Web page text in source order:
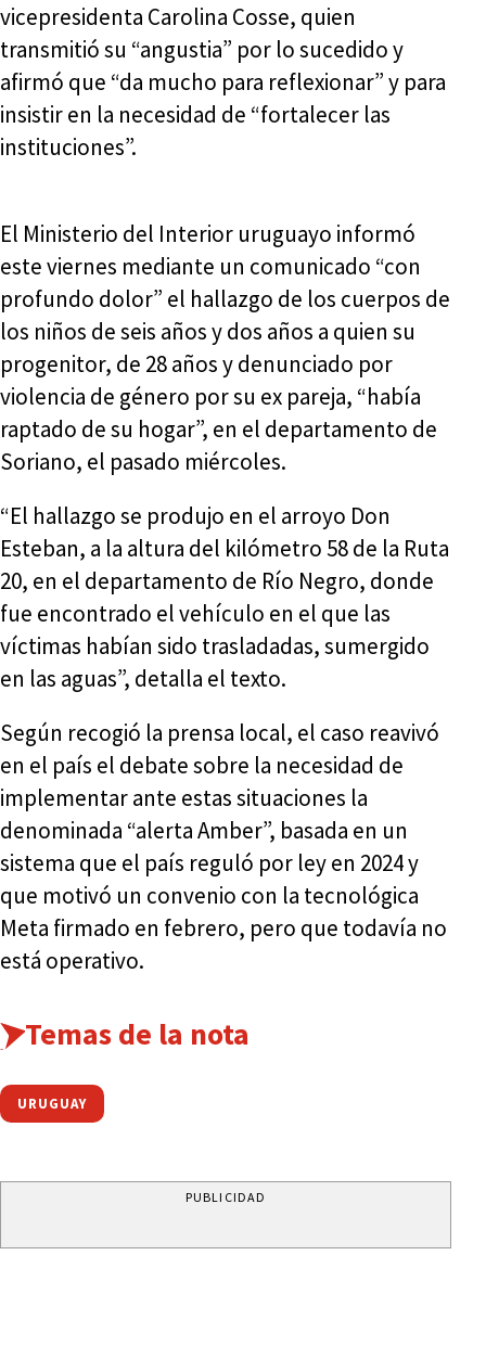
vicepresidenta Carolina Cosse, quien
transmitió su “angustia” por lo sucedido y
afirmó que “da mucho para reflexionar” y para
insistir en la necesidad de “fortalecer las
instituciones”.
El Ministerio del Interior uruguayo informó
este viernes mediante un comunicado “con
profundo dolor” el hallazgo de los cuerpos de
los niños de seis años y dos años a quien su
progenitor, de 28 años y denunciado por
violencia de género por su ex pareja, “había
raptado de su hogar”, en el departamento de
Soriano, el pasado miércoles.
“El hallazgo se produjo en el arroyo Don
Esteban, a la altura del kilómetro 58 de la Ruta
20, en el departamento de Río Negro, donde
fue encontrado el vehículo en el que las
víctimas habían sido trasladadas, sumergido
en las aguas”, detalla el texto.
Según recogió la prensa local, el caso reavivó
en el país el debate sobre la necesidad de
implementar ante estas situaciones la
denominada “alerta Amber”, basada en un
sistema que el país reguló por ley en 2024 y
que motivó un convenio con la tecnológica
Meta firmado en febrero, pero que todavía no
está operativo.
Temas de la nota
URUGUAY
PUBLICIDAD